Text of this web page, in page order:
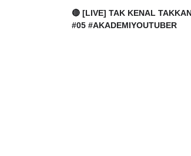
🔴 [LIVE] TAK KENAL
#05 #AKADEMIYOUTUBER